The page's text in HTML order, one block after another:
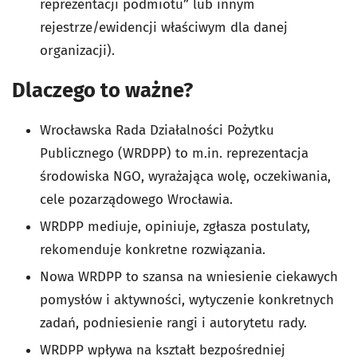
reprezentacji podmiotu” lub innym
rejestrze/ewidencji właściwym dla danej
organizacji).
Dlaczego to ważne?
Wrocławska Rada Działalności Pożytku
Publicznego (WRDPP) to m.in. reprezentacja
środowiska NGO, wyrażająca wolę, oczekiwania,
cele pozarządowego Wrocławia.
WRDPP mediuje, opiniuje, zgłasza postulaty,
rekomenduje konkretne rozwiązania.
Nowa WRDPP to szansa na wniesienie ciekawych
pomysłów i aktywności, wytyczenie konkretnych
zadań, podniesienie rangi i autorytetu rady.
WRDPP wpływa na kształt bezpośredniej